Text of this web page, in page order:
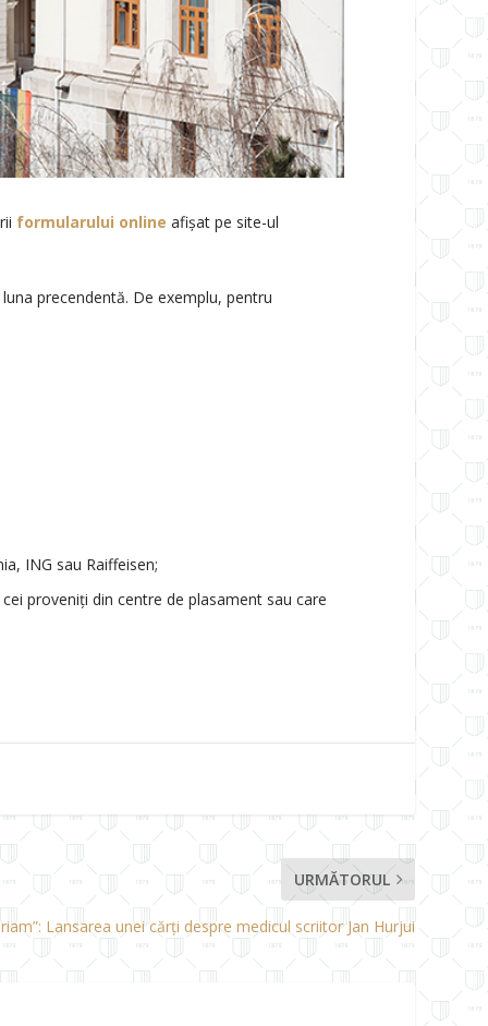
formularului online afişat pe site-ul
precendentă. De exemplu, pentru
ING sau Raiffeisen;
proveniți din centre de plasament sau care
URMĂTORUL
Lansarea unei cărți despre medicul scriitor Jan Hurjui